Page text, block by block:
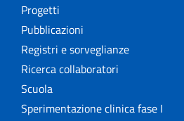
Progetti
Pubblicazioni
Registri e sorveglianze
Ricerca collaboratori
Scuola
Sperimentazione clinica fase I